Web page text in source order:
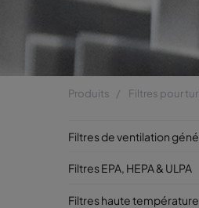
Produits Filtres pour
Filtres de ventilation
Filtres EPA, HEPA & ULPA
Filtres haute température